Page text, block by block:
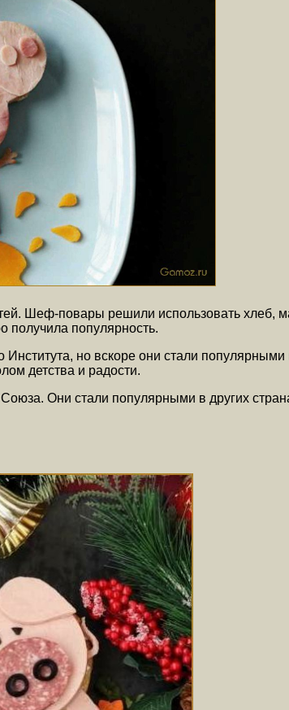
Шеф-повары решили использовать хлеб,
получила популярность.
но вскоре они стали
детства и радости.
Они стали популярными в других